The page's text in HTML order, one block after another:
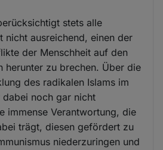
stets alle
nicht ausreichend, einen der
der Menschheit auf den
herunter zu brechen. Über die
des radikalen Islams im
noch gar nicht
immense Verantwortung, die
trägt, diesen gefördert zu
niederzuringen und